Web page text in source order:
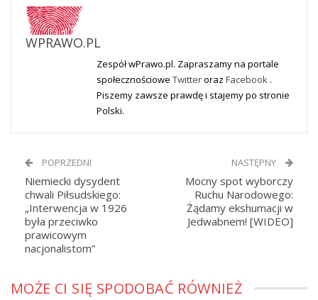
WPRAWO.PL
Zespół wPrawo.pl. Zapraszamy na portale
społecznościowe Twitteroraz Facebook .
Piszemy zawsze prawdę i stajemy po stronie
Polski.
POPRZEDNI
Niemiecki dysydent
chwali Piłsudskiego:
„Interwencja w 1926
była przeciwko
prawicowym
nacjonalistom”
NASTĘPNY
Mocny spot wyborczy
Ruchu Narodowego:
Żądamy ekshumacji w
Jedwabnem! [WIDEO]
MOŻE CI SIĘ SPODOBAĆ RÓWNIEŻ